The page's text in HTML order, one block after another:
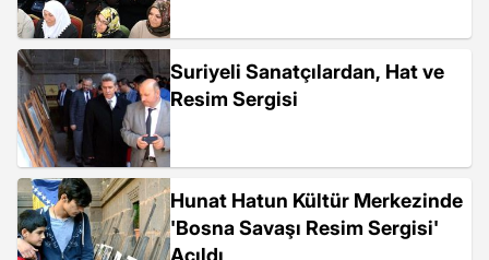
Suriyeli Sanatçılardan, Hat ve
Resim Sergisi
Hunat Hatun Kültür Merkezinde
'Bosna Savaşı Resim Sergisi'
Açıldı